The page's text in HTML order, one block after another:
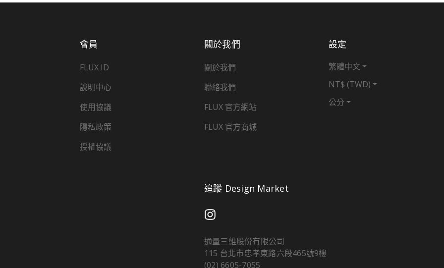
會員
FLUX ID
說明中心
使用協議
隱私政策
授權協議
關於我們
關於我們
聯絡我們
FLUX 官方網站
FLUX 官方商城
設定
繁體中文
NT$ (TWD)
公分
追蹤 Design Market
通量三維股份有限公司
115 台北市忠孝東路六段465號9樓
(02) 6605-7055